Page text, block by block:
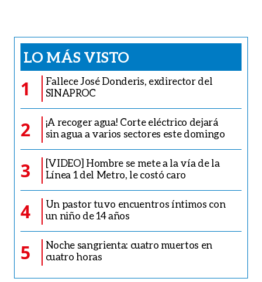
LO MÁS VISTO
1
Fallece José Donderis, exdirector del
SINAPROC
2
¡A recoger agua! Corte eléctrico dejará
sin agua a varios sectores este domingo
3
[VIDEO] Hombre se mete a la vía de la
Línea 1 del Metro, le costó caro
4
Un pastor tuvo encuentros íntimos con
un niño de 14 años
5
Noche sangrienta: cuatro muertos en
cuatro horas